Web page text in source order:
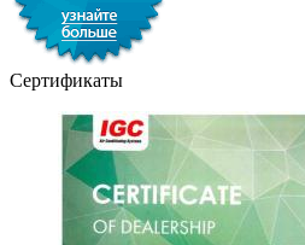
Сертификаты